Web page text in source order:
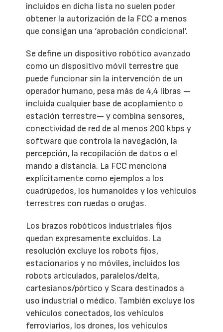
incluidos en dicha lista no suelen poder
obtener la autorización de la FCC a menos
que consigan una ‘aprobación condicional’.
Se define un dispositivo robótico avanzado
como un dispositivo móvil terrestre que
puede funcionar sin la intervención de un
operador humano, pesa más de 4,4 libras —
incluida cualquier base de acoplamiento o
estación terrestre— y combina sensores,
conectividad de red de al menos 200 kbps y
software que controla la navegación, la
percepción, la recopilación de datos o el
mando a distancia. La FCC menciona
explícitamente como ejemplos a los
cuadrúpedos, los humanoides y los vehículos
terrestres con ruedas o orugas.
Los brazos robóticos industriales fijos
quedan expresamente excluidos. La
resolución excluye los robots fijos,
estacionarios y no móviles, incluidos los
robots articulados, paralelos/delta,
cartesianos/pórtico y Scara destinados a
uso industrial o médico. También excluye los
vehículos conectados, los vehículos
ferroviarios, los drones, los vehículos